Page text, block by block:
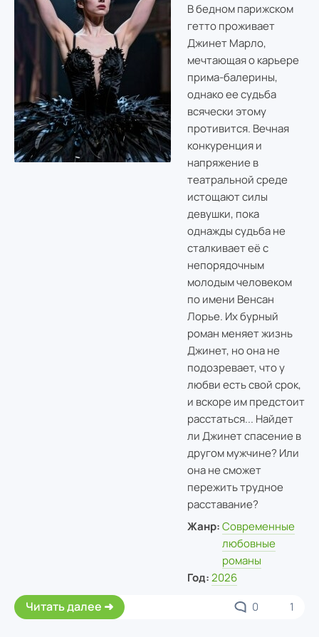
В бедном парижском
гетто проживает
Джинет Марло,
мечтающая о карьере
прима-балерины,
однако ее судьба
всячески этому
противится. Вечная
конкуренция и
напряжение в
театральной среде
истощают силы
девушки, пока
однажды судьба не
сталкивает её с
непорядочным
молодым человеком
по имени Венсан
Лорье. Их бурный
роман меняет жизнь
Джинет, но она не
подозревает, что у
любви есть свой срок,
и вскоре им предстоит
расстаться... Найдет
ли Джинет спасение в
другом мужчине? Или
она не сможет
пережить трудное
расставание?
Жанр: Современные
любовные
романы
Год: 2026
Читать далее 0 1